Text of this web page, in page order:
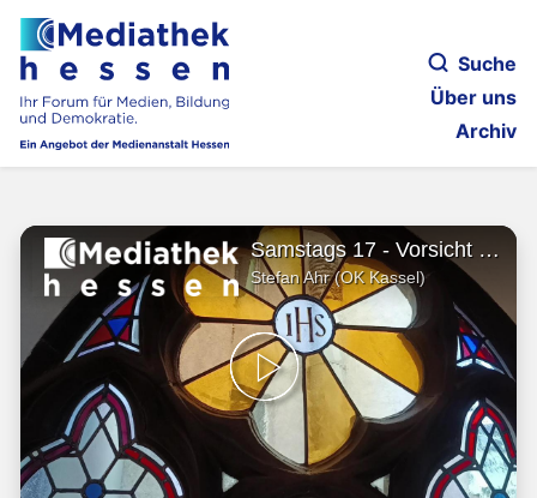
Suche
Über uns
Archiv
Samstags 17 - Vorsicht geboten
Stefan Ahr (OK Kassel)